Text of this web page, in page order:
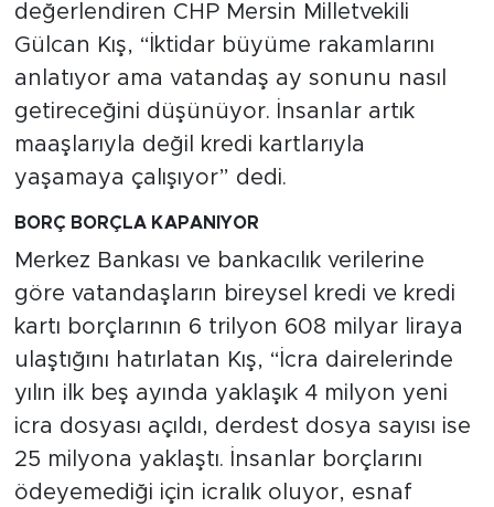
değerlendiren CHP Mersin Milletvekili
Gülcan Kış, “İktidar büyüme rakamlarını
anlatıyor ama vatandaş ay sonunu nasıl
getireceğini düşünüyor. İnsanlar artık
maaşlarıyla değil kredi kartlarıyla
yaşamaya çalışıyor” dedi.
BORÇ BORÇLA KAPANIYOR
Merkez Bankası ve bankacılık verilerine
göre vatandaşların bireysel kredi ve kredi
kartı borçlarının 6 trilyon 608 milyar liraya
ulaştığını hatırlatan Kış, “İcra dairelerinde
yılın ilk beş ayında yaklaşık 4 milyon yeni
icra dosyası açıldı, derdest dosya sayısı ise
25 milyona yaklaştı. İnsanlar borçlarını
ödeyemediği için icralık oluyor, esnaf